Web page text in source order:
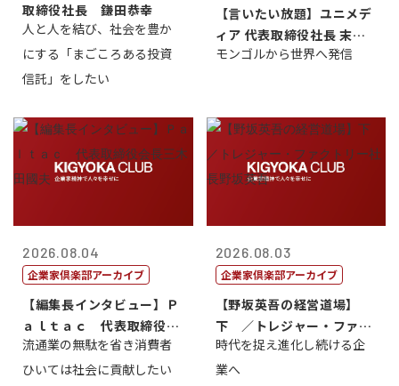
取締役社長 鎌田恭幸
人と人を結び、社会を豊か
にする「まごころある投資
信託」をしたい
【言いたい放題】ユニメデ
ィア 代表取締役社長 末田
真
モンゴルから世界へ発信
2026.08.04
企業家倶楽部アーカイブ
【編集長インタビュー】Ｐ
ａｌｔａｃ 代表取締役会
長三木田國夫
流通業の無駄を省き消費者
ひいては社会に貢献したい
2026.08.03
企業家倶楽部アーカイブ
【野坂英吾の経営道場】
下 ／トレジャー・ファク
トリー社長野坂...
時代を捉え進化し続ける企
業へ